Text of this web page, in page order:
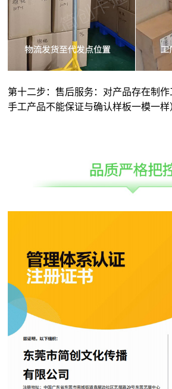
第十二步：售后服务：对产品存在制
手工产品不能保证与确认样板一模一样